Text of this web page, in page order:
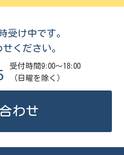
受け中です。
ください。
受付時間9:00～18:00
（日曜を除く）
わせ